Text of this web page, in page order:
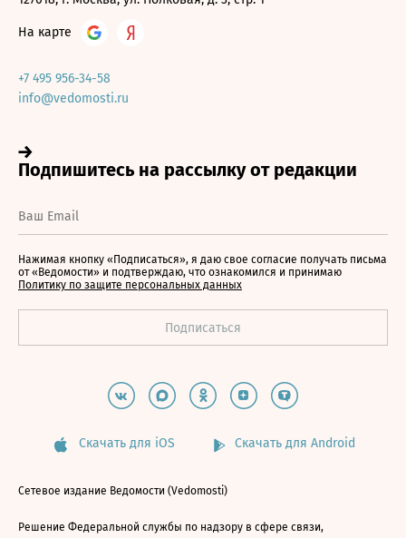
На карте
+7 495 956-34-58
info@vedomosti.ru
Нажимая кнопку «Подписаться», я даю свое согласие получать письма
от «Ведомости» и подтверждаю, что ознакомился и принимаю
Политику по защите персональных данных
Скачать для iOS Скачать для Android
Сетевое издание Ведомости (Vedomosti)
Решение Федеральной службы по надзору в сфере связи,